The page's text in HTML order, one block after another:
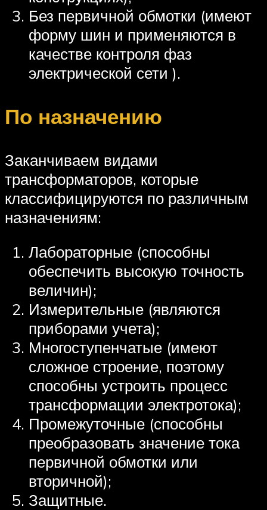
Без первичной обмотки (имеют
форму шин и применяются в
качестве контроля фаз
электрической сети ).
По назначению
Заканчиваем видами
трансформаторов, которые
классифицируются по различным
назначениям:
Лабораторные (способны
обеспечить высокую точность
величин);
Измерительные (являются
приборами учета);
Многоступенчатые (имеют
сложное строение, поэтому
способны устроить процесс
трансформации электротока);
Промежуточные (способны
преобразовать значение тока
первичной обмотки или
вторичной);
Защитные.